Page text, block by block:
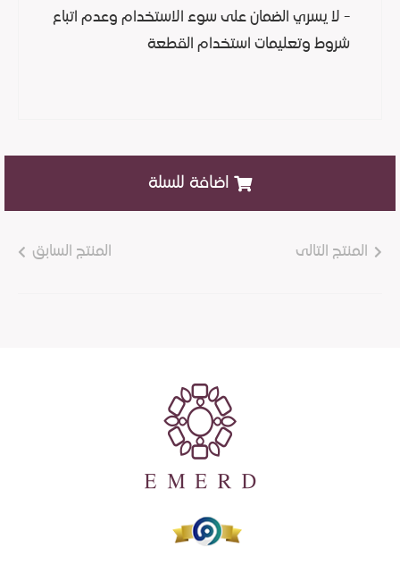
- لا يسري الضمان على سوء الاستخدام وعدم اتباع
شروط وتعليمات استخدام القطعة
اضافة للسلة
المنتج التالى المنتج السابق